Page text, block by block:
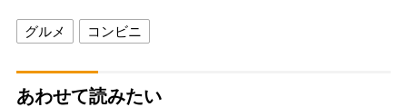
グルメ コンビニ
あわせて読みたい